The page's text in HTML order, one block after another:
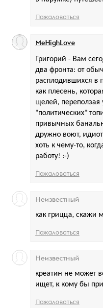
Пожаловаться
Григорий - Вам
два фронта: от
расплодившихся в
как плесень,
щелей,
"политических"
привычных
дружно воют,
хоть к чему-то,
работу! :-)
MeHighLove
Пожаловаться
как грицца, скажи
Неизвестный
Пожаловаться
креатин не может
ищет, к кому бы
Неизвестный
Пожаловаться